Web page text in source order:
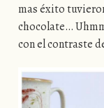
mas éxito
chocolate…
con el contraste